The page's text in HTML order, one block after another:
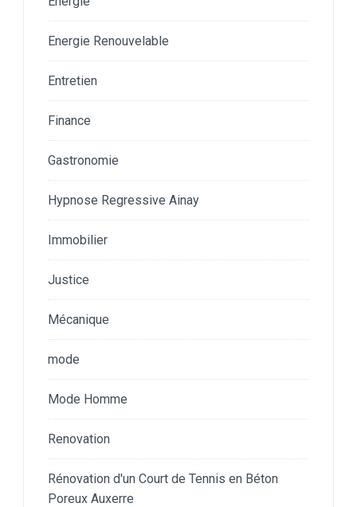
Energie Renouvelable
Entretien
Finance
Gastronomie
Hypnose Regressive Ainay
Immobilier
Justice
Mécanique
mode
Mode Homme
Renovation
Rénovation d'un Court de Tennis en Béton
Poreux Auxerre